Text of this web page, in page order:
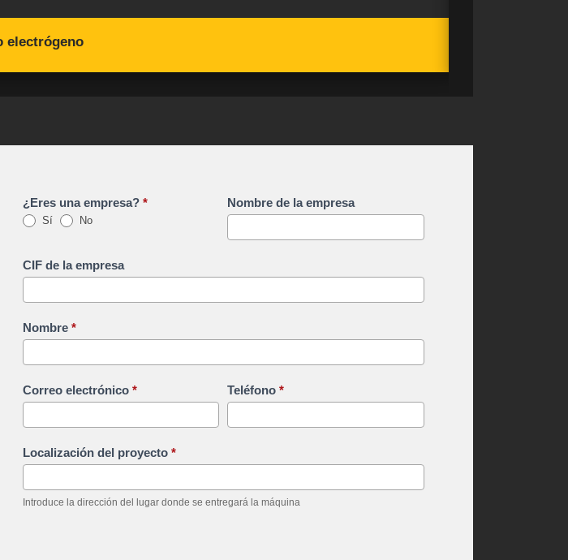
electrógeno
¿Eres una empresa? *
Sí No
Nombre de la empresa
CIF de la empresa
Nombre *
Correo electrónico * Teléfono*
Localización del proyecto *
Introduce la dirección del lugar donde se entregará la máquina